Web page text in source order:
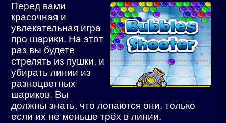
Перед вами
красочная и
увлекательная игра
про шарики. На этот
раз вы будете
стрелять из пушки, и
убирать линии из
разноцветных
шариков. Вы
должны знать, что лопаются они, только
если их не меньше трёх в линии.